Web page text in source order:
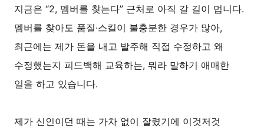
지금은 “2, 멤버를 찾는다” 근처로 아직 갈 길이 멉니다.
멤버를 찾아도 품질·스킬이 불충분한 경우가 많아,
최근에는 제가 돈을 내고 발주해 직접 수정하고 왜
수정했는지 피드백해 교육하는, 뭐라 말하기 애매한
일을 하고 있습니다.
제가 신인이던 때는 가차 없이 잘렸기에 이것저것